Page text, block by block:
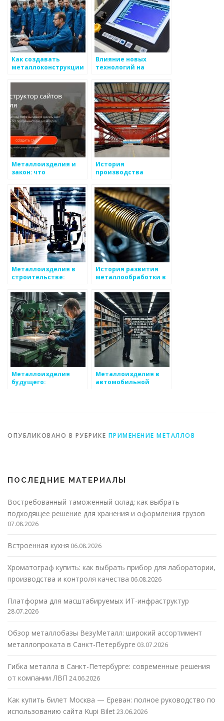
Как создавать
металлоконструкции
проектов
Влияние новых
технологий на
металлоизделий
Металлоизделия и
закон: что
История
производства
Металлоизделия в
строительстве:
История развития
металлообработки в
Металлоизделия
будущего:
Металлоизделия в
автомобильной
ОПУБЛИКОВАНО В РУБРИКЕ ПРИМЕНЕНИЕ МЕТАЛЛОВ
ПОСЛЕДНИЕ МАТЕРИАЛЫ
Востребованный таможенный склад: как выбрать
подходящее решение для хранения и оформления грузов
07.08.2026
Встроенная кухня 06.08.2026
Хроматограф купить: как выбрать прибор для лаборатории,
производства и контроля качества 06.08.2026
Платформа для масштабируемых ИТ-инфраструктур
28.07.2026
Обзор металлобазы ВезуМеталл: широкий ассортимент
металлопроката в Санкт-Петербурге 03.07.2026
Гибка металла в Санкт-Петербурге: современные решения
от компании ЛВП 24.06.2026
Как купить билет Москва — Ереван: полное руководство по
использованию сайта Kupi Bilet23.06.2026